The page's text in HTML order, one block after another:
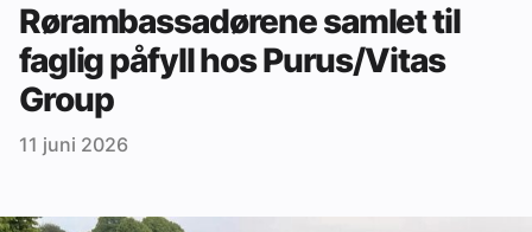
Ventilasjon
Varme og energi
Byggautomasjon
Aktuelle prosjekter
Rørambassadørene samlet til
faglig påfyll hos Purus/Vitas
Group
11 juni 2026